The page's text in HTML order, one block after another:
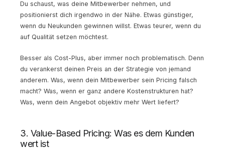
Du schaust, was deine Mitbewerber nehmen, und
positionierst dich irgendwo in der Nähe. Etwas günstiger,
wenn du Neukunden gewinnen willst. Etwas teurer, wenn du
auf Qualität setzen möchtest.
Besser als Cost-Plus, aber immer noch problematisch. Denn
du verankerst deinen Preis an der Strategie von jemand
anderem. Was, wenn dein Mitbewerber sein Pricing falsch
macht? Was, wenn er ganz andere Kostenstrukturen hat?
Was, wenn dein Angebot objektiv mehr Wert liefert?
3. Value-Based Pricing: Was es dem Kunden
wert ist